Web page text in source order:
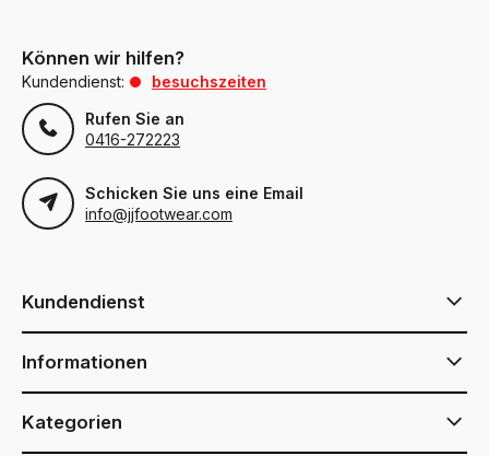
Können wir hilfen?
Kundendienst:
besuchszeiten
Rufen Sie an
0416-272223
Schicken Sie uns eine Email
info@jjfootwear.com
Kundendienst
Informationen
Kategorien